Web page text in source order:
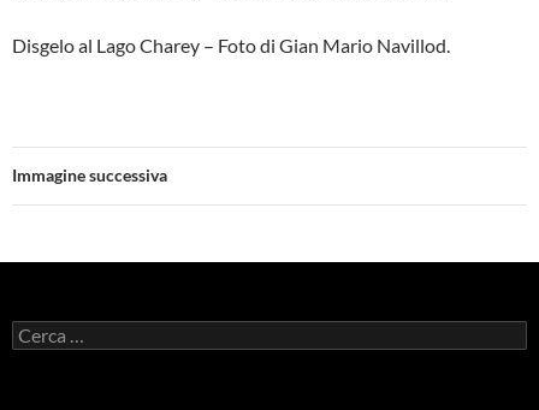
Disgelo al Lago Charey – Foto di Gian Mario Navillod.
Immagine successiva
Ricerca
per: